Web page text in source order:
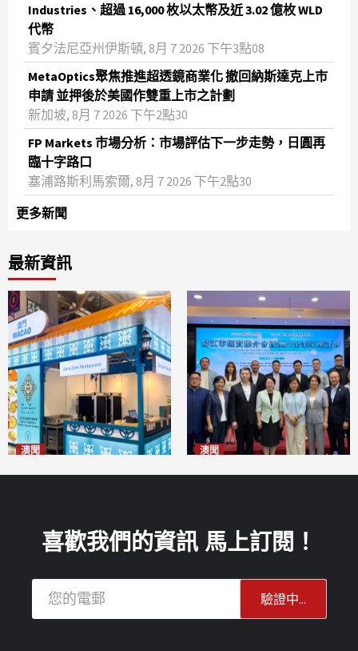
Industries、超過 16,000 枚以太幣及近 3.02 億枚 WLD
代幣
賓夕法尼亞州伊斯頓, 8月 7 2026 下午3點08
MetaOptics聚焦推進超透鏡商業化 撤回納斯達克上市
申請 並押後於美國作雙重上市之計劃
新加坡, 8月 7 2026 下午2點30
FP Markets 市場分析：市場評估下一步走勢，日圓再
臨十字路口
塞浦路斯利馬索爾, 8月 7 2026 下午2點30
更多新聞
最新資訊
澳聞 澳聞
喜歡我們的資訊 馬上訂閱！